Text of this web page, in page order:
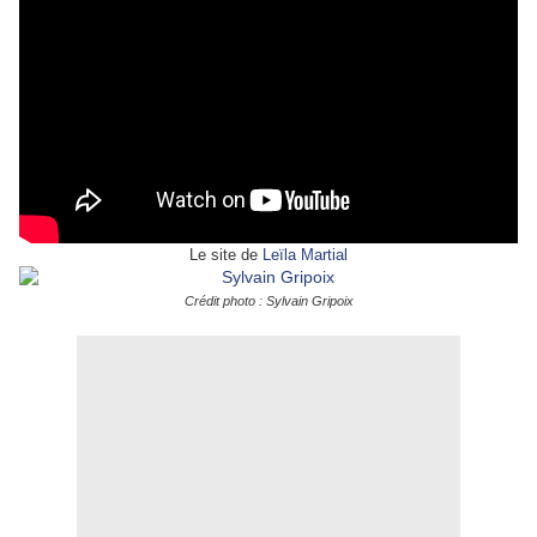
Le site de Leïla Martial
Crédit photo : Sylvain Gripoix